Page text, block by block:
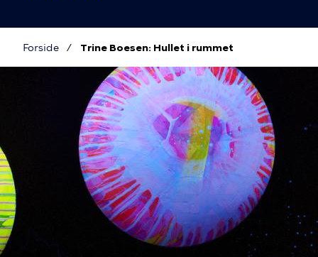
Brødkrumme
Forside Trine Boesen: Hullet i rummet